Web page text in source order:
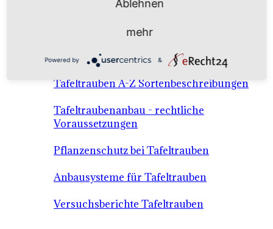
Tafeltrauben A-Z Sortenbeschreibungen
Tafeltraubenanbau - rechtliche
Voraussetzungen
Pflanzenschutz bei Tafeltrauben
Anbausysteme für Tafeltrauben
Versuchsberichte Tafeltrauben
Ablehnen
mehr
Powered by &